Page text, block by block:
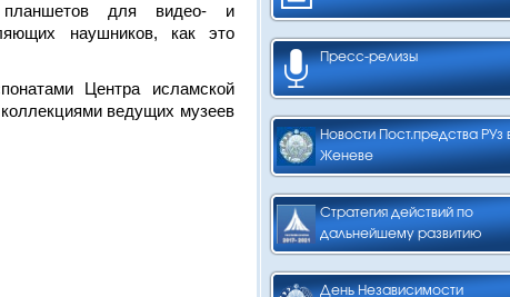
Пресс-релизы
Новости Пост.предства РУз
Женеве
Стратегия действий по
дальнейшему развитию
День Независимости
планшетов для видео- и
наушников, как это
Центра исламской
ведущих музеев